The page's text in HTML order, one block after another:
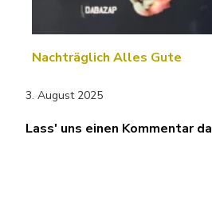
Nachträglich Alles Gute
3. August 2025
Lass' uns einen Kommentar da